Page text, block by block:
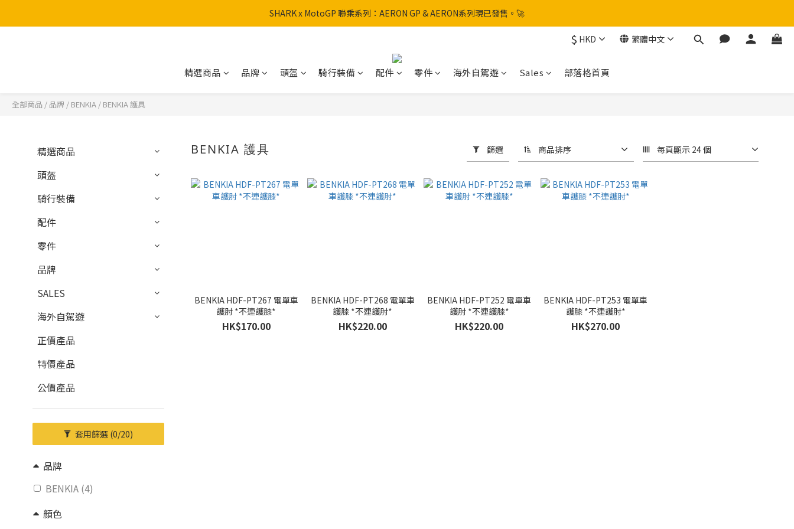
SHARK x MotoGP 聯乘系列：AERON GP & AERON系列現已發售。🚀
SHARK x MotoGP 聯乘系列：AERON GP & AERON系列現已發售。🚀
香港訂單滿HK$600免運費
$ HKD 繁體中文
精選商品 品牌 頭盔 騎行裝備 配件 零件 海外自駕遊 Sales 部落格首頁
全部商品 / 品牌 / BENKIA / BENKIA 護具
精選商品
頭盔
騎行裝備
配件
零件
品牌
SALES
海外自駕遊
正價產品
特價產品
公價產品
套用篩選 (0/20)
品牌
BENKIA (4)
顏色
BENKIA 護具 篩選 商品排序 每頁顯示 24 個
BENKIA HDF-PT267 電單車
護肘 *不連護膝*
HK$170.00
BENKIA HDF-PT268 電單車
護膝 *不連護肘*
HK$220.00
BENKIA HDF-PT252 電單車
護肘 *不連護膝*
HK$220.00
BENKIA HDF-PT253 電單車
護膝 *不連護肘*
HK$270.00